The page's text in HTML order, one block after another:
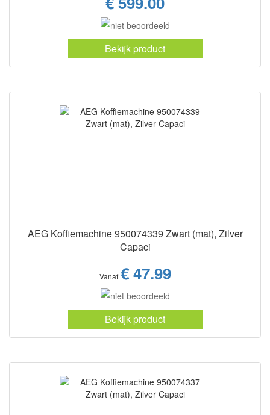
Bekijk product
AEG Koffiemachine 950074339 Zwart (mat), Zilver
Capaci
Vanaf € 47.99
Bekijk product